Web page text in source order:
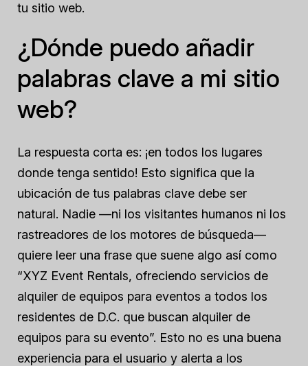
tu sitio web.
¿Dónde puedo añadir
palabras clave a mi sitio
web?
La respuesta corta es: ¡en todos los lugares
donde tenga sentido! Esto significa que la
ubicación de tus palabras clave debe ser
natural. Nadie —ni los visitantes humanos ni los
rastreadores de los motores de búsqueda—
quiere leer una frase que suene algo así como
“XYZ Event Rentals, ofreciendo servicios de
alquiler de equipos para eventos a todos los
residentes de D.C. que buscan alquiler de
equipos para su evento”. Esto no es una buena
experiencia para el usuario y alerta a los